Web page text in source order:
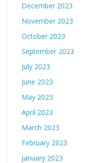
December 2023
November 2023
October 2023
September 2023
July 2023
June 2023
May 2023
April 2023
March 2023
February 2023
January 2023